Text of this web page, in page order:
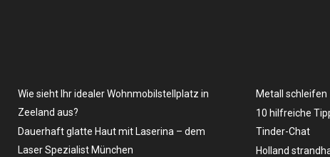
Wie sieht Ihr idealer Wohnmobilstellplatz in
Zeeland aus?
Dauerhaft glatte Haut mit Laserina – dem
Laser Spezialist München
Metall schleifen
10 hilfreiche
Tinder-Chat
Holland